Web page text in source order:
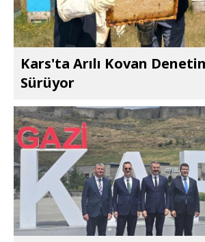
Kars'ta Arılı Kovan
Sürüyor